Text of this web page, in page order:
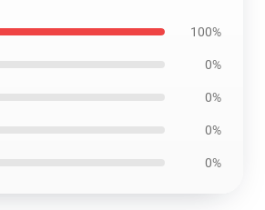
100%
0%
0%
0%
0%